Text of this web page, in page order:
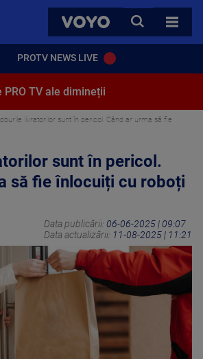
VOYO
CAUTA
TOATE
PROTV NEWS LIVE
PRO TV ale dimineții
livratorilor sunt în pericol. Când ar urma să fie
sunt în pericol.
să fie înlocuiți cu roboți
Data publicării: 06-06-2025 | 09:07
Data actualizării: 11-08-2025 | 11:21